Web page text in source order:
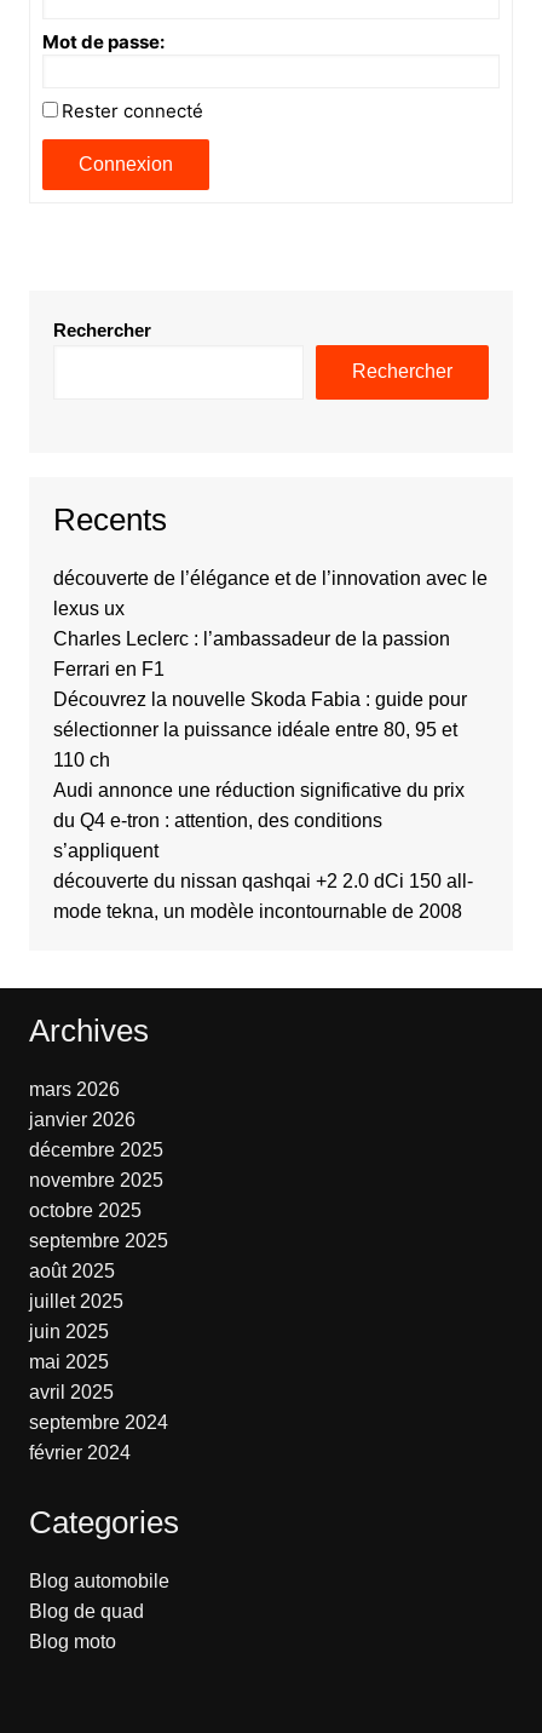
Mot de passe:
Rester connecté
Connexion
Rechercher
Rechercher
Recents
découverte de l’élégance et de l’innovation avec le
lexus ux
Charles Leclerc : l’ambassadeur de la passion
Ferrari en F1
Découvrez la nouvelle Skoda Fabia : guide pour
sélectionner la puissance idéale entre 80, 95 et
110 ch
Audi annonce une réduction significative du prix
du Q4 e-tron : attention, des conditions
s’appliquent
découverte du nissan qashqai +2 2.0 dCi 150 all-
mode tekna, un modèle incontournable de 2008
Archives
mars 2026
janvier 2026
décembre 2025
novembre 2025
octobre 2025
septembre 2025
août 2025
juillet 2025
juin 2025
mai 2025
avril 2025
septembre 2024
février 2024
Categories
Blog automobile
Blog de quad
Blog moto